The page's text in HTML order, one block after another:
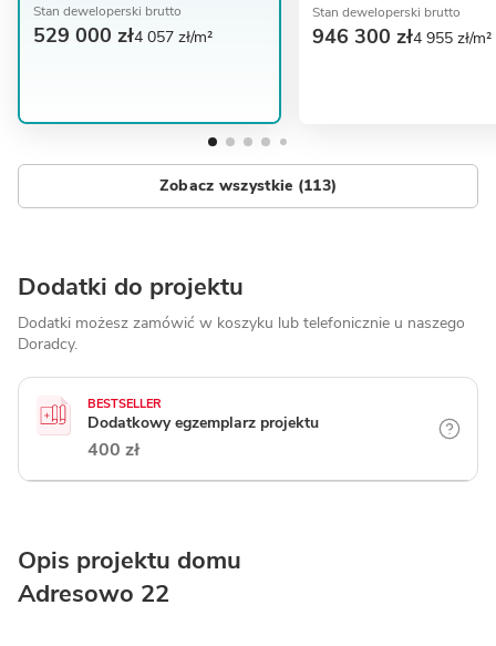
Stan deweloperski brutto
529 000 zł4 057 zł/m²
Stan deweloperski brutto
946 300 zł4 955 zł/m²
Zobacz wszystkie (113)
Dodatki do projektu
Dodatki możesz zamówić w koszyku lub telefonicznie u naszego
Doradcy.
BESTSELLER
Dodatkowy egzemplarz projektu
400 zł
Opis projektu domu
Adresowo 22